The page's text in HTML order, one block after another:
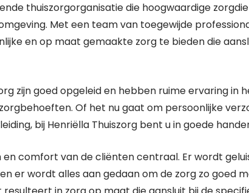
thuiszorgorganisatie die hoogwaardige
Met een team van toegewijde
en op maat gemaakte zorg te bieden die
zijn goed opgeleid en hebben ruime ervaring in
Of het nu gaat om persoonlijke
bij Henriëlla Thuiszorg bent u in goede
en comfort van de cliënten centraal. Er wordt
er wordt alles aan gedaan om de zorg zo goed